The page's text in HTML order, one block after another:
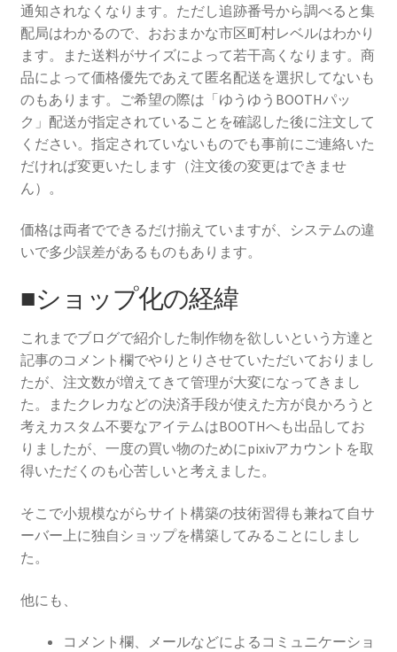
通知されなくなります。ただし追跡番号から調べると集
配局はわかるので、おおまかな市区町村レベルはわかり
ます。また送料がサイズによって若干高くなります。商
品によって価格優先であえて匿名配送を選択してないも
のもあります。ご希望の際は「ゆうゆうBOOTHパッ
ク」配送が指定されていることを確認した後に注文して
ください。指定されていないものでも事前にご連絡いた
だければ変更いたします（注文後の変更はできませ
ん）。
価格は両者でできるだけ揃えていますが、システムの違
いで多少誤差があるものもあります。
■ショップ化の経緯
これまでブログで紹介した制作物を欲しいという方達と
記事のコメント欄でやりとりさせていただいておりまし
たが、注文数が増えてきて管理が大変になってきまし
た。またクレカなどの決済手段が使えた方が良かろうと
考えカスタム不要なアイテムはBOOTHへも出品してお
りましたが、一度の買い物のためにpixivアカウントを取
得いただくのも心苦しいと考えました。
そこで小規模ながらサイト構築の技術習得も兼ねて自サ
ーバー上に独自ショップを構築してみることにしまし
た。
他にも、
コメント欄、メールなどによるコミュニケーショ